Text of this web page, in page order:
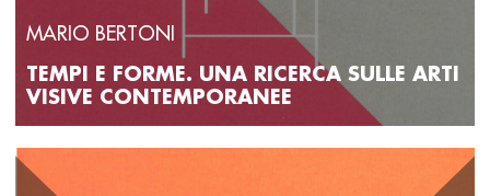
MARIO BERTONI
TEMPI E FORME. UNA RICERCA SULLE ARTI
VISIVE CONTEMPORANEE